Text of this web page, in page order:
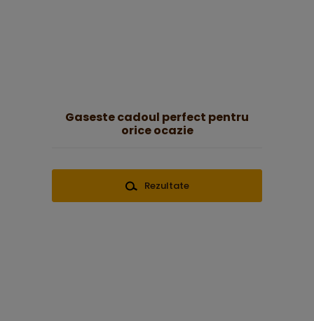
Gaseste cadoul perfect pentru
orice ocazie
Rezultate